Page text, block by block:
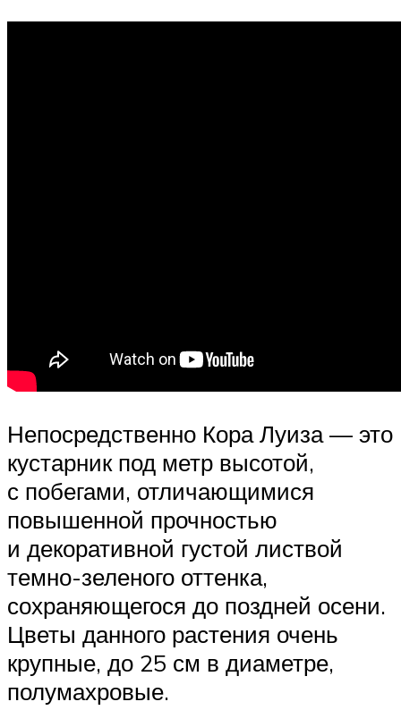
Непосредственно Кора Луиза — это
кустарник под метр высотой,
с побегами, отличающимися
повышенной прочностью
и декоративной густой листвой
темно-зеленого оттенка,
сохраняющегося до поздней осени.
Цветы данного растения очень
крупные, до 25 см в диаметре,
полумахровые.